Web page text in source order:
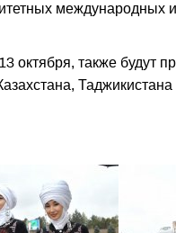
международных
октября, также будут
Таджикистана